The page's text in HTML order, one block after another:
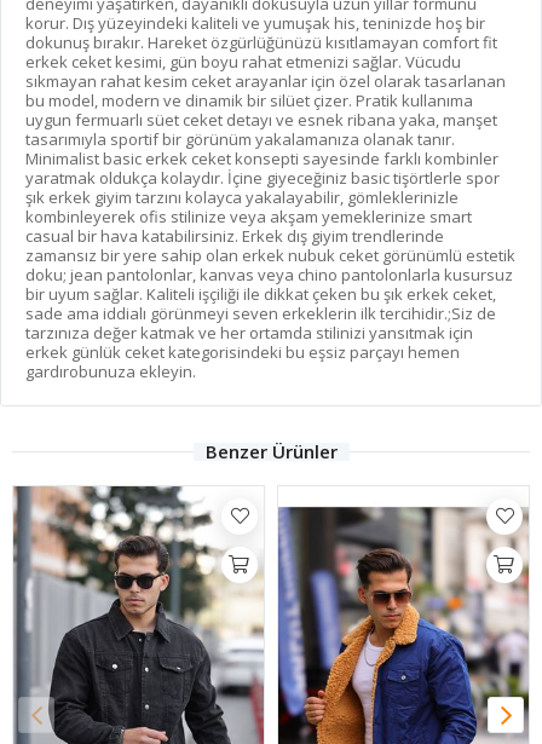
korur. Dış yüzeyindeki kaliteli ve yumuşak his, teninizde hoş bir
dokunuş bırakır. Hareket özgürlüğünüzü kısıtlamayan comfort fit
erkek ceket kesimi, gün boyu rahat etmenizi sağlar. Vücudu
sıkmayan rahat kesim ceket arayanlar için özel olarak tasarlanan
bu model, modern ve dinamik bir silüet çizer. Pratik kullanıma
uygun fermuarlı süet ceket detayı ve esnek ribana yaka, manşet
tasarımıyla sportif bir görünüm yakalamanıza olanak tanır.
Minimalist basic erkek ceket konsepti sayesinde farklı kombinler
yaratmak oldukça kolaydır. İçine giyeceğiniz basic tişörtlerle spor
şık erkek giyim tarzını kolayca yakalayabilir, gömleklerinizle
kombinleyerek ofis stilinize veya akşam yemeklerinize smart
casual bir hava katabilirsiniz. Erkek dış giyim trendlerinde
zamansız bir yere sahip olan erkek nubuk ceket görünümlü estetik
doku; jean pantolonlar, kanvas veya chino pantolonlarla kusursuz
bir uyum sağlar. Kaliteli işçiliği ile dikkat çeken bu şık erkek ceket,
sade ama iddialı görünmeyi seven erkeklerin ilk tercihidir.;Siz de
tarzınıza değer katmak ve her ortamda stilinizi yansıtmak için
erkek günlük ceket kategorisindeki bu eşsiz parçayı hemen
gardırobunuza ekleyin.
Benzer Ürünler